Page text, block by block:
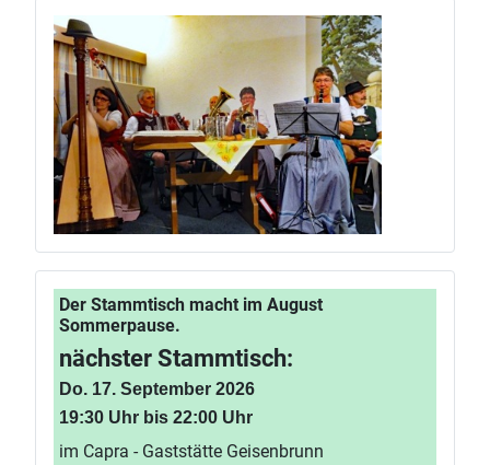
Der Stammtisch macht im August
Sommerpause.
nächster Stammtisch:
Do. 17. September 2026
19:30 Uhr bis 22:00 Uhr
im Capra - Gaststätte Geisenbrunn